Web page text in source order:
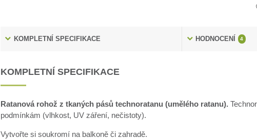
KOMPLETNÍ SPECIFIKACE HODNOCENÍ 4
KOMPLETNÍ SPECIFIKACE
Ratanová rohož z tkaných pásů technoratanu (umělého ratanu).
podmínkám (vlhkost, UV záření, nečistoty).
Vytvořte si soukromí na balkoně či zahradě.